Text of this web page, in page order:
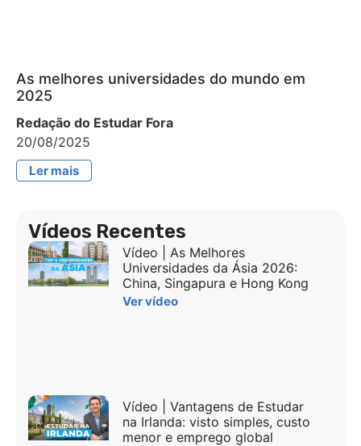
As melhores universidades do mundo em
2025
Redação do Estudar Fora
20/08/2025
Ler mais
Vídeos Recentes
Vídeo | As Melhores
Universidades da Ásia 2026:
China, Singapura e Hong Kong
Ver vídeo
Vídeo | Vantagens de Estudar
na Irlanda: visto simples, custo
menor e emprego global